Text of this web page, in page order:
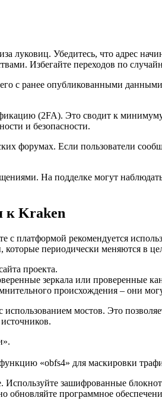
луковиц. Убедитесь, что адрес
Избегайте переходов по
с ранее опубликованными
(2FA). Это сводит к
и безопасности.
форумах. Если пользователи
На подделке могут
к Kraken
платформой рекомендуется
периодически меняются в
проекта.
зеркала или проверенные
происхождения – они
использованием мостов. Это
«obfs4» для маскировки
зашифрованные
обновляйте программное